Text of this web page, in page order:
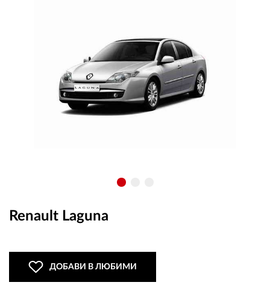
Renault Laguna
ДОБАВИ В ЛЮБИМИ
0 продукта
Количка
0 продукта